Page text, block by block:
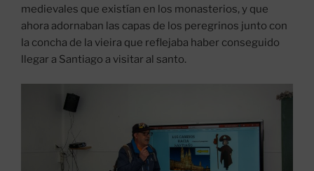
medievales que existían en los monasterios, y que
ahora adornaban las capas de los peregrinos junto con
la concha de la vieira que reflejaba haber conseguido
llegar a Santiago a visitar al santo.